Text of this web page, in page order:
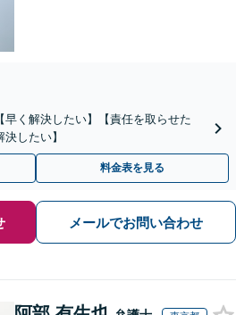
く解決したい】【責任を取らせた
したい】
料金表を見る
メールでお問い合わせ